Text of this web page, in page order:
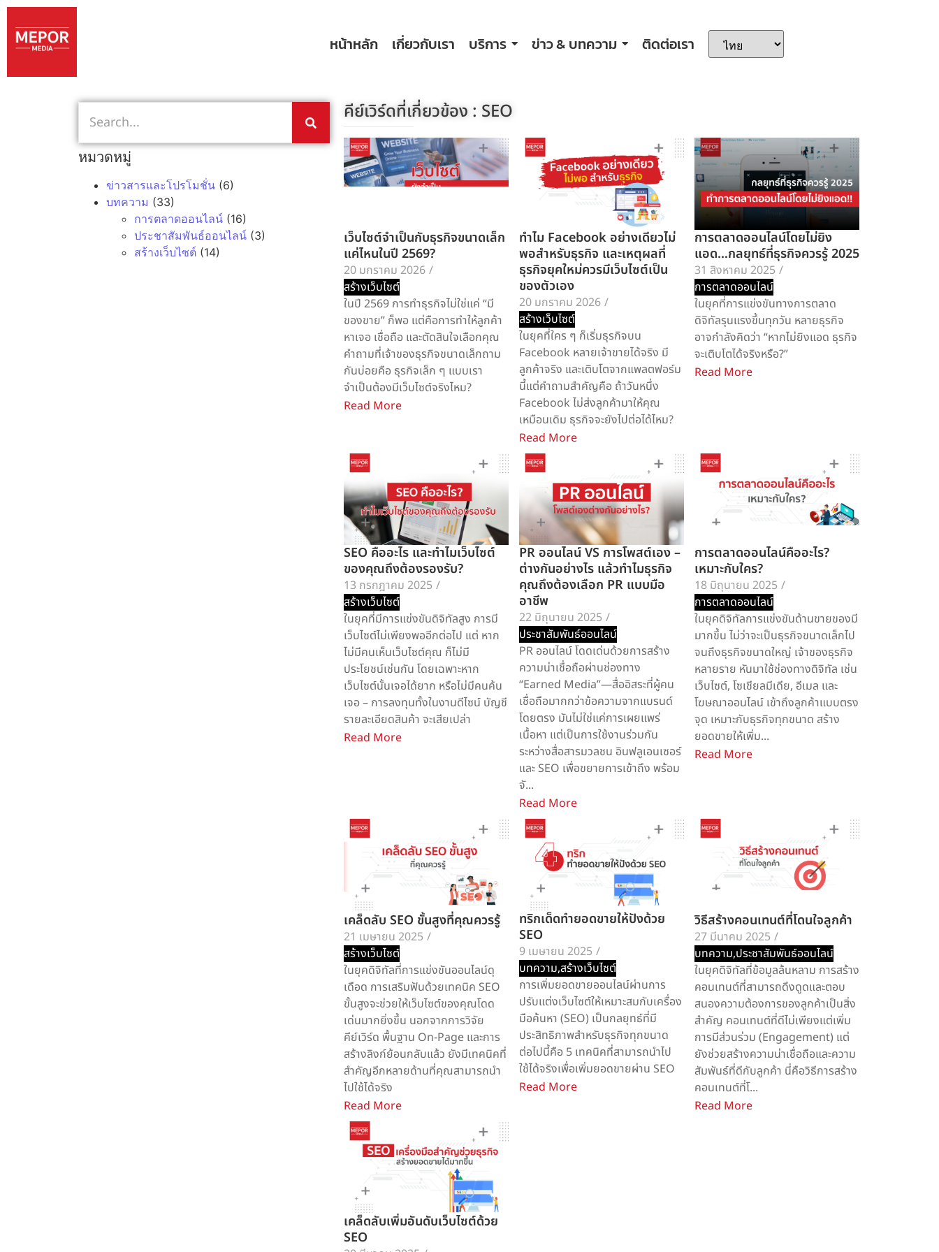
หน้าหลัก เกี่ยวกับเรา บริการ ข่าว & บทความ ติดต่อเรา
หมวดหมู่
ข่าวสารและโปรโมชั่น (6)
บทความ (33)
การตลาดออนไลน์ (16)
ประชาสัมพันธ์ออนไลน์ (3)
สร้างเว็บไซต์ (14)
คีย์เวิร์ดที่เกี่ยวข้อง : SEO
เว็บไซต์จำเป็นกับธุรกิจขนาดเล็ก
แค่ไหนในปี 2569?
20 มกราคม 2026 /
สร้างเว็บไซต์
ในปี 2569 การทำธุรกิจไม่ใช่แค่ “มี
ของขาย” ก็พอ แต่คือการทำให้ลูกค้า
หาเจอ เชื่อถือ และตัดสินใจเลือกคุณ
คำถามที่เจ้าของธุรกิจขนาดเล็กถาม
กันบ่อยคือ ธุรกิจเล็ก ๆ แบบเรา
จำเป็นต้องมีเว็บไซต์จริงไหม?
Read More
ทำไม Facebook อย่างเดียวไม่
พอสำหรับธุรกิจ และเหตุผลที่
ธุรกิจยุคใหม่ควรมีเว็บไซต์เป็น
ของตัวเอง
20 มกราคม 2026 /
สร้างเว็บไซต์
ในยุคที่ใคร ๆ ก็เริ่มธุรกิจบน
Facebook หลายเจ้าขายได้จริง มี
ลูกค้าจริง และเติบโตจากแพลตฟอร์ม
นี้แต่คำถามสำคัญคือ ถ้าวันหนึ่ง
Facebook ไม่ส่งลูกค้ามาให้คุณ
เหมือนเดิม ธุรกิจจะยังไปต่อได้ไหม?
Read More
การตลาดออนไลน์โดยไม่ยิง
แอด…กลยุทธ์ที่ธุรกิจควรรู้ 2025
31 สิงหาคม 2025 /
การตลาดออนไลน์
ในยุคที่การแข่งขันทางการตลาด
ดิจิทัลรุนแรงขึ้นทุกวัน หลายธุรกิจ
อาจกำลังคิดว่า “หากไม่ยิงแอด ธุรกิจ
จะเติบโตได้จริงหรือ?”
Read More
SEO คืออะไร และทำไมเว็บไซต์
ของคุณถึงต้องรองรับ?
13 กรกฎาคม 2025 /
สร้างเว็บไซต์
ในยุคที่มีการแข่งขันดิจิทัลสูง การมี
เว็บไซต์ไม่เพียงพออีกต่อไป แต่ หาก
ไม่มีคนเห็นเว็บไซต์คุณ ก็ไม่มี
ประโยชน์เช่นกัน โดยเฉพาะหาก
เว็บไซต์นั้นเจอได้ยาก หรือไม่มีคนค้น
เจอ – การลงทุนทั้งในงานดีไซน์ บัญชี
รายละเอียดสินค้า จะเสียเปล่า
Read More
PR ออนไลน์ VS การโพสต์เอง –
ต่างกันอย่างไร แล้วทำไมธุรกิจ
คุณถึงต้องเลือก PR แบบมือ
อาชีพ
22 มิถุนายน 2025 /
ประชาสัมพันธ์ออนไลน์
PR ออนไลน์ โดดเด่นด้วยการสร้าง
ความน่าเชื่อถือผ่านช่องทาง
“Earned Media”—สื่ออิสระที่ผู้คน
เชื่อถือมากกว่าข้อความจากแบรนด์
โดยตรง มันไม่ใช่แค่การเผยแพร่
เนื้อหา แต่เป็นการใช้งานร่วมกัน
ระหว่างสื่อสารมวลชน อินฟลูเอนเซอร์
และ SEO เพื่อขยายการเข้าถึง พร้อม
จั...
Read More
การตลาดออนไลน์คืออะไร?
เหมาะกับใคร?
18 มิถุนายน 2025 /
การตลาดออนไลน์
ในยุคดิจิทัลการแข่งขันด้านขายของมี
มากขึ้น ไม่ว่าจะเป็นธุรกิจขนาดเล็กไป
จนถึงธุรกิจขนาดใหญ่ เจ้าของธุรกิจ
หลายราย หันมาใช้ช่องทางดิจิทัล เช่น
เว็บไซต์, โซเชียลมีเดีย, อีเมล และ
โฆษณาออนไลน์ เข้าถึงลูกค้าแบบตรง
จุด เหมาะกับธุรกิจทุกขนาด สร้าง
ยอดขายให้เพิ่ม...
Read More
เคล็ดลับ SEO ขั้นสูงที่คุณควรรู้
21 เมษายน 2025 /
สร้างเว็บไซต์
ในยุคดิจิทัลที่การแข่งขันออนไลน์ดุ
เดือด การเสริมฟันด้วยเทคนิค SEO
ขั้นสูงจะช่วยให้เว็บไซต์ของคุณโดด
เด่นมากยิ่งขึ้น นอกจากการวิจัย
คีย์เวิร์ด พื้นฐาน On‑Page และการ
สร้างลิงก์ย้อนกลับแล้ว ยังมีเทคนิคที่
สำคัญอีกหลายด้านที่คุณสามารถนำ
ไปใช้ได้จริง
Read More
ทริกเด็ดทำยอดขายให้ปังด้วย
SEO
9 เมษายน 2025 /
บทความ,สร้างเว็บไซต์
การเพิ่มยอดขายออนไลน์ผ่านการ
ปรับแต่งเว็บไซต์ให้เหมาะสมกับเครื่อง
มือค้นหา (SEO) เป็นกลยุทธ์ที่มี
ประสิทธิภาพสำหรับธุรกิจทุกขนาด
ต่อไปนี้คือ 5 เทคนิคที่สามารถนำไป
ใช้ได้จริงเพื่อเพิ่มยอดขายผ่าน SEO
Read More
วิธีสร้างคอนเทนต์ที่โดนใจลูกค้า
27 มีนาคม 2025 /
บทความ,ประชาสัมพันธ์ออนไลน์
ในยุคดิจิทัลที่ข้อมูลล้นหลาม การสร้าง
คอนเทนต์ที่สามารถดึงดูดและตอบ
สนองความต้องการของลูกค้าเป็นสิ่ง
สำคัญ คอนเทนต์ที่ดีไม่เพียงแต่เพิ่ม
การมีส่วนร่วม (Engagement) แต่
ยังช่วยสร้างความน่าเชื่อถือและความ
สัมพันธ์ที่ดีกับลูกค้า นี่คือวิธีการสร้าง
คอนเทนต์ที่โ...
Read More
เคล็ดลับเพิ่มอันดับเว็บไซต์ด้วย
SEO